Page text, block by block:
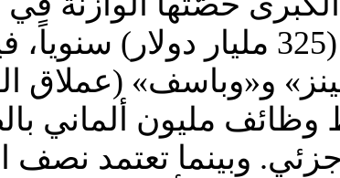
بين البلدين 300 مليار يورو
و«وباسف» (عملاق
مليون ألماني
وبينما تعتمد نصف